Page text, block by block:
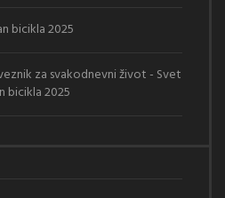
bicikla 2025
za svakodnevni život - Svet
bicikla 2025